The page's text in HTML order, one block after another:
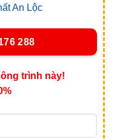
An Lộc
288
trình này!